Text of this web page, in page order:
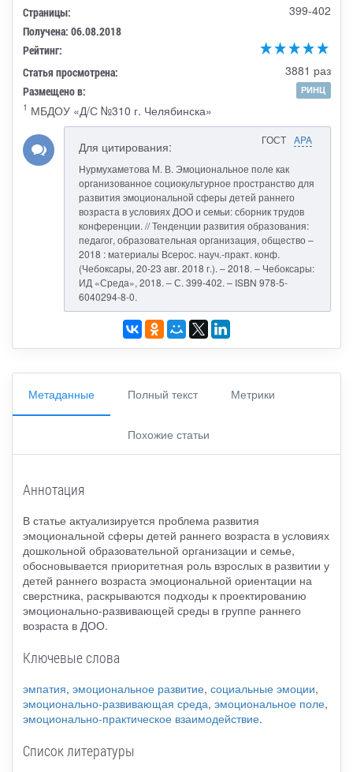
Страницы: 399-402
Получена: 06.08.2018
Рейтинг:
Статья просмотрена:
3881 раз
Размещено в:
РИНЦ
1 МБДОУ «Д/С №310 г. Челябинска»
ГОСТ APA
Для цитирования:
Нурмухаметова М. В. Эмоциональное поле как
организованное социокультурное пространство для
развития эмоциональной сферы детей раннего
возраста в условиях ДОО и семьи: сборник трудов
конференции. // Тенденции развития образования:
педагог, образовательная организация, общество –
2018 : материалы Всерос. науч.-практ. конф.
(Чебоксары, 20-23 авг. 2018 г.). – 2018. – Чебоксары:
ИД «Среда», 2018. – С. 399-402. – ISBN 978-5-
6040294-8-0.
Метаданные Полный текст Метрики
Похожие статьи
Аннотация
В статье актуализируется проблема развития
эмоциональной сферы детей раннего возраста в условиях
дошкольной образовательной организации и семье,
обосновывается приоритетная роль взрослых в развитии у
детей раннего возраста эмоциональной ориентации на
сверстника, раскрываются подходы к проектированию
эмоционально-развивающей среды в группе раннего
возраста в ДОО.
Ключевые слова
эмпатия, эмоциональное развитие, социальные эмоции,
эмоционально-развивающая среда, эмоциональное поле,
эмоционально-практическое взаимодействие.
Список литературы